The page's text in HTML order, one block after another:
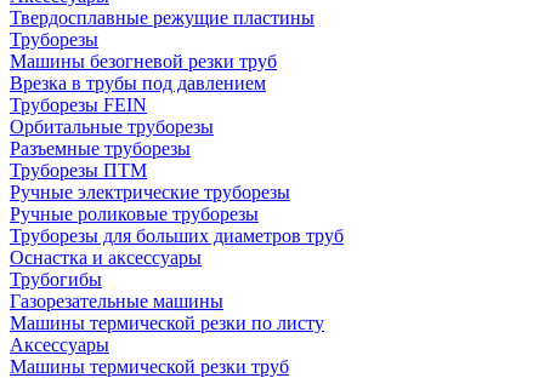
Твердосплавные режущие пластины
Труборезы
Машины безогневой резки труб
Врезка в трубы под давлением
Труборезы FEIN
Орбитальные труборезы
Разъемные труборезы
Труборезы ПТМ
Ручные электрические труборезы
Ручные роликовые труборезы
Труборезы для больших диаметров труб
Оснастка и аксессуары
Трубогибы
Газорезательные машины
Машины термической резки по листу
Аксессуары
Машины термической резки труб